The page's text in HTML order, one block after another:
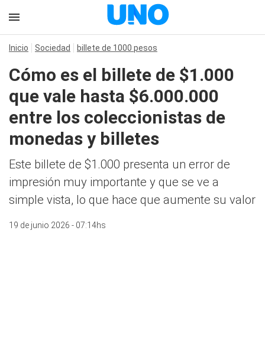
Inicio Sociedad billete de 1000 pesos
Cómo es el billete de $1.000
que vale hasta $6.000.000
entre los coleccionistas de
monedas y billetes
Este billete de $1.000 presenta un error de
impresión muy importante y que se ve a
simple vista, lo que hace que aumente su valor
19 de junio 2026 - 07:14hs